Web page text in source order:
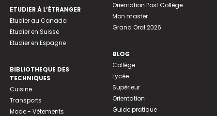
ETUDIER À L’ÉTRANGER
Etudier au Canada
Etudier en Suisse
Etudier en Espagne
BIBLIOTHEQUE DES
TECHNIQUES
Cuisine
Transports
Mode - Vêtements
Orientation Post Collège
Mon master
Grand Oral 2026
BLOG
Collège
Lycée
Supérieur
Orientation
Guide pratique